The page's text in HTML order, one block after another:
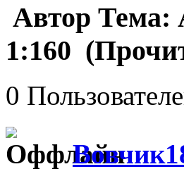
Автор Тема:
1:160
0